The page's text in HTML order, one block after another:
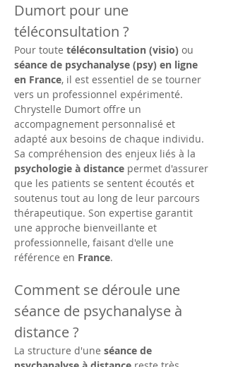
Dumort pour une
téléconsultation ?
Pour toute téléconsultation (visio) ou
séance de psychanalyse (psy) en ligne
en France, il est essentiel de se tourner
vers un professionnel expérimenté.
Chrystelle Dumort offre un
accompagnement personnalisé et
adapté aux besoins de chaque individu.
Sa compréhension des enjeux liés à la
psychologie à distance permet d'assurer
que les patients se sentent écoutés et
soutenus tout au long de leur parcours
thérapeutique. Son expertise garantit
une approche bienveillante et
professionnelle, faisant d'elle une
référence en France.
Comment se déroule une
séance de psychanalyse à
distance ?
La structure d'une séance de